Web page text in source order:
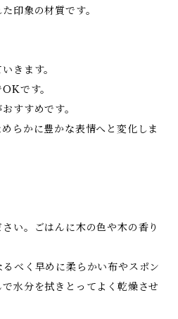
印象の材質です。
きます。
です。
すすめです。
らかに豊かな表情へと変化しま
い。ごはんに木の色や木の香り
べく早めに柔らかい布やスポン
水分を拭きとってよく乾燥させ